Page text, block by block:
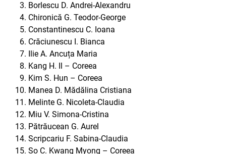
Borlescu D. Andrei-Alexandru
Chironică G. Teodor-George
Constantinescu C. Ioana
Crăciunescu I. Bianca
Ilie A. Ancuța Maria
Kang H. Il – Coreea
Kim S. Hun – Coreea
Manea D. Mădălina Cristiana
Melinte G. Nicoleta-Claudia
Miu V. Simona-Cristina
Pătrăucean G. Aurel
Scripcariu F. Sabina-Claudia
So C. Kwang Myong – Coreea